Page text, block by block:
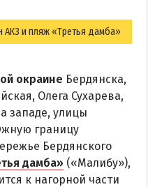
АКЗ и пляж «Третья дамба»
окраине Бердянска,
Олега Сухарева,
западе, улицы
границу
Бердянского
дамба» («Малибу»),
к нагорной части